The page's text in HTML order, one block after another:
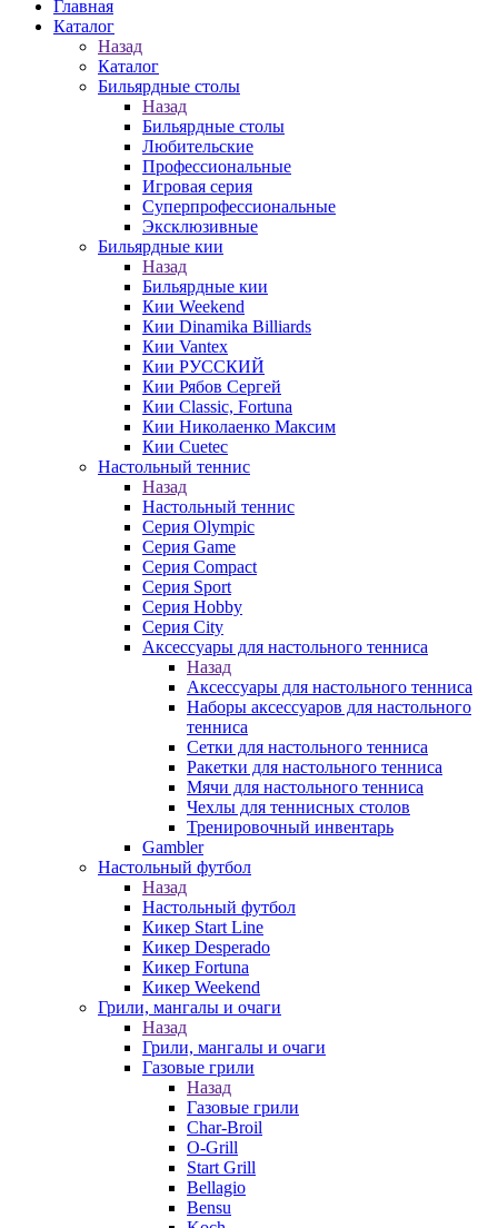
Главная
Каталог
Назад
Каталог
Бильярдные столы
Назад
Бильярдные столы
Любительские
Профессиональные
Игровая серия
Суперпрофессиональные
Эксклюзивные
Бильярдные кии
Назад
Бильярдные кии
Кии Weekend
Кии Dinamika Billiards
Кии Vantex
Кии РУССКИЙ
Кии Рябов Сергей
Кии Classic, Fortuna
Кии Николаенко Максим
Кии Cuetec
Настольный теннис
Назад
Настольный теннис
Серия Olympic
Серия Game
Серия Compact
Серия Sport
Серия Hobby
Серия City
Аксессуары для настольного тенниса
Назад
Аксессуары для настольного тенниса
Наборы аксессуаров для настольного
тенниса
Сетки для настольного тенниса
Ракетки для настольного тенниса
Мячи для настольного тенниса
Чехлы для теннисных столов
Тренировочный инвентарь
Gambler
Настольный футбол
Назад
Настольный футбол
Кикер Start Line
Кикер Desperado
Кикер Fortuna
Кикер Weekend
Грили, мангалы и очаги
Назад
Грили, мангалы и очаги
Газовые грили
Назад
Газовые грили
Char-Broil
O-Grill
Start Grill
Bellagio
Bensu